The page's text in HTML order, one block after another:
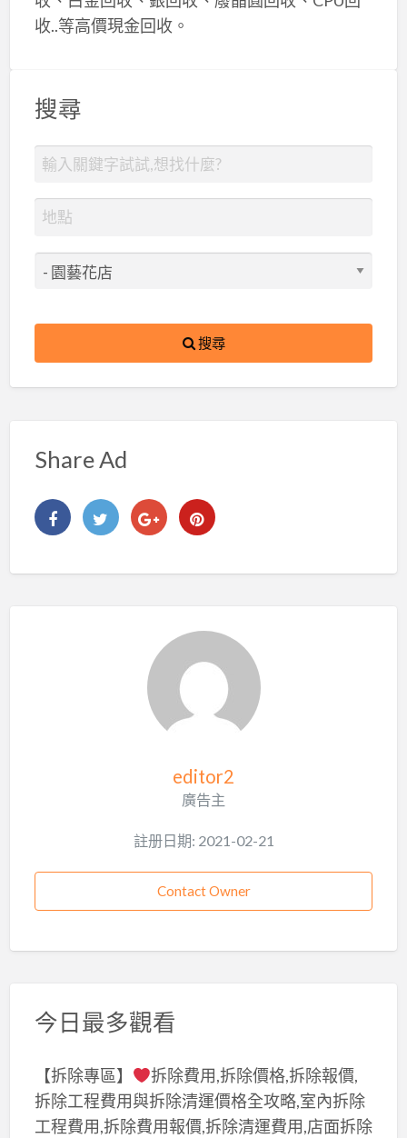
收..等高價現金回收。
搜尋
搜尋
Share Ad
editor2
廣告主
註册日期: 2021-02-21
Contact Owner
今日最多觀看
【拆除專區】
拆除費用,拆除價格,拆除報價,
拆除工程費用與拆除清運價格全攻略,室內拆除
工程費用,拆除費用報價,拆除清運費用,店面拆除